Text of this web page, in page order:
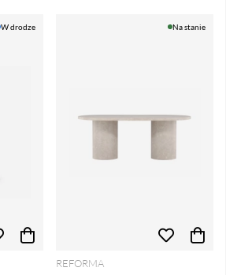
W drodze Na stanie
REFORMA